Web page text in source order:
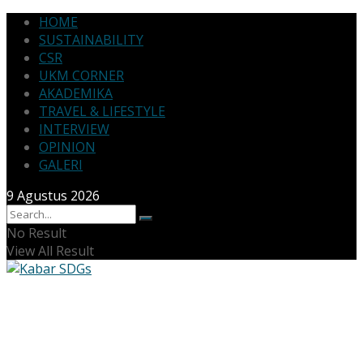
HOME
SUSTAINABILITY
CSR
UKM CORNER
AKADEMIKA
TRAVEL & LIFESTYLE
INTERVIEW
OPINION
GALERI
9 Agustus 2026
No Result
View All Result